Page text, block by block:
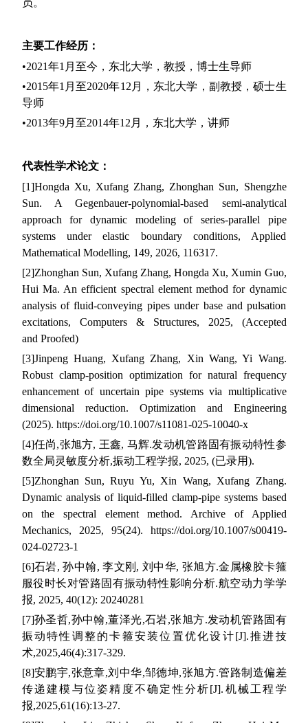
主要工作经历：
•2021年1 月至今，东北大学，教授，博士生导师
•2015年1 月至2020年12 月，东北大学，副教授 ，硕士生
导师
•2013年9月至2014年12 月，东北大学，讲师
代表性学术论文：
[1]Hongda Xu, Xufang Zhang, Zhonghan Sun, Shengzhe
Sun. A Gegenbauer-polynomial-based semi-analytical
approach for dynamic modeling of series-parallel pipe
systems under elastic boundary conditions, Applied
Mathematical Modelling, 149, 2026, 116317.
[2]Zhonghan Sun, Xufang Zhang, Hongda Xu, Xumin Guo,
Hui Ma. An efficient spectral element method for dynamic
analysis of fluid-conveying pipes under base and pulsation
excitations, Computers & Structures, 2025, (Accepted
and Proofed)
[3]JinpengHuang, Xufang Zhang, Xin Wang, Yi Wang.
Robust clamp-position optimization for natural frequency
enhancement of uncertain pipe systems via multiplicative
dimensional reduction. Optimization and Engineering
(2025). https://doi.org/10.1007/s11081-025-10040-x
[4]任尚,张旭方, 王鑫, 马辉.发动机管路固有振动特性参
数全局灵敏度分析,振动工程学报, 2025, (已录用).
[5]Zhonghan Sun, Ruyu Yu, Xin Wang, Xufang Zhang.
Dynamic analysis of liquid-filled clamp-pipe systems based
on the spectral element method. Archive of Applied
Mechanics, 2025, 95(24). https://doi.org/10.1007/s00419-
024-02723-1
[6]石岩,孙中翰,李文刚 , 刘中华, 张旭方.金属橡胶卡箍
服役时长对管路固有振动特性影响分析.航空动力学学
报, 2025, 40(12): 20240281
[7]孙圣哲,孙中翰,董泽光,石岩,张旭方.发动机管路固有
振动特性调整的卡箍安装位置优化设计[J].推进技
术,2025,46(4):317-329.
[8]安鹏宇,张意章,刘中华,邹德坤,张旭方.管路制造偏差
传递建模与位姿精度不确定性分析[J]. 机械工程学
报,2025,61(16):13-27.